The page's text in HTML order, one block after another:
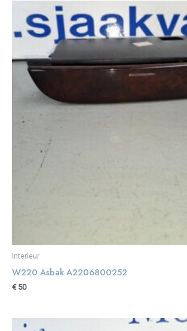
Interieur
W220 Asbak A2206800252
€50